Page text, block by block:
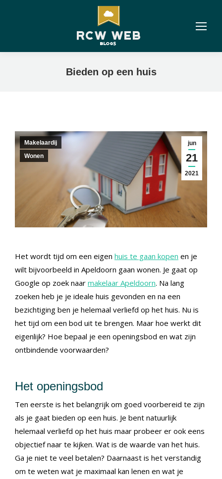
Bieden op een huis
jun
21
2021
Makelaardij
Wonen
Het wordt tijd om een eigen huis te gaan kopen en je
wilt bijvoorbeeld in Apeldoorn gaan wonen. Je gaat op
Google op zoek naar makelaar Apeldoorn. Na lang
zoeken heb je je ideale huis gevonden en na een
bezichtiging ben je helemaal verliefd op het huis. Nu is
het tijd om een bod uit te brengen. Maar hoe werkt dit
eigenlijk? Hoe bepaal je een openingsbod en wat zijn
ontbindende voorwaarden?
Het openingsbod
Ten eerste is het belangrijk om goed voorbereid te zijn
als je gaat bieden op een huis. Je bent natuurlijk
helemaal verliefd op het huis maar probeer er ook eens
objectief naar te kijken. Wat is de waarde van het huis.
Ga je niet te veel betalen? Daarnaast is het verstandig
om te weten wat je maximaal kan lenen en wat je